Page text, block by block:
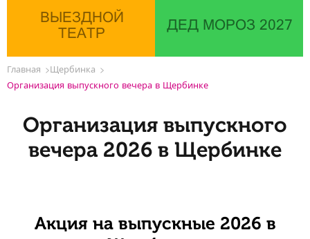
ВЫЕЗДНОЙ
ТЕАТР
ДЕД МОРОЗ 2027
Главная
Щербинка
Организация выпускного вечера в Щербинке
Организация выпускного
вечера 2026 в Щербинке
Акция на выпускные 2026 в